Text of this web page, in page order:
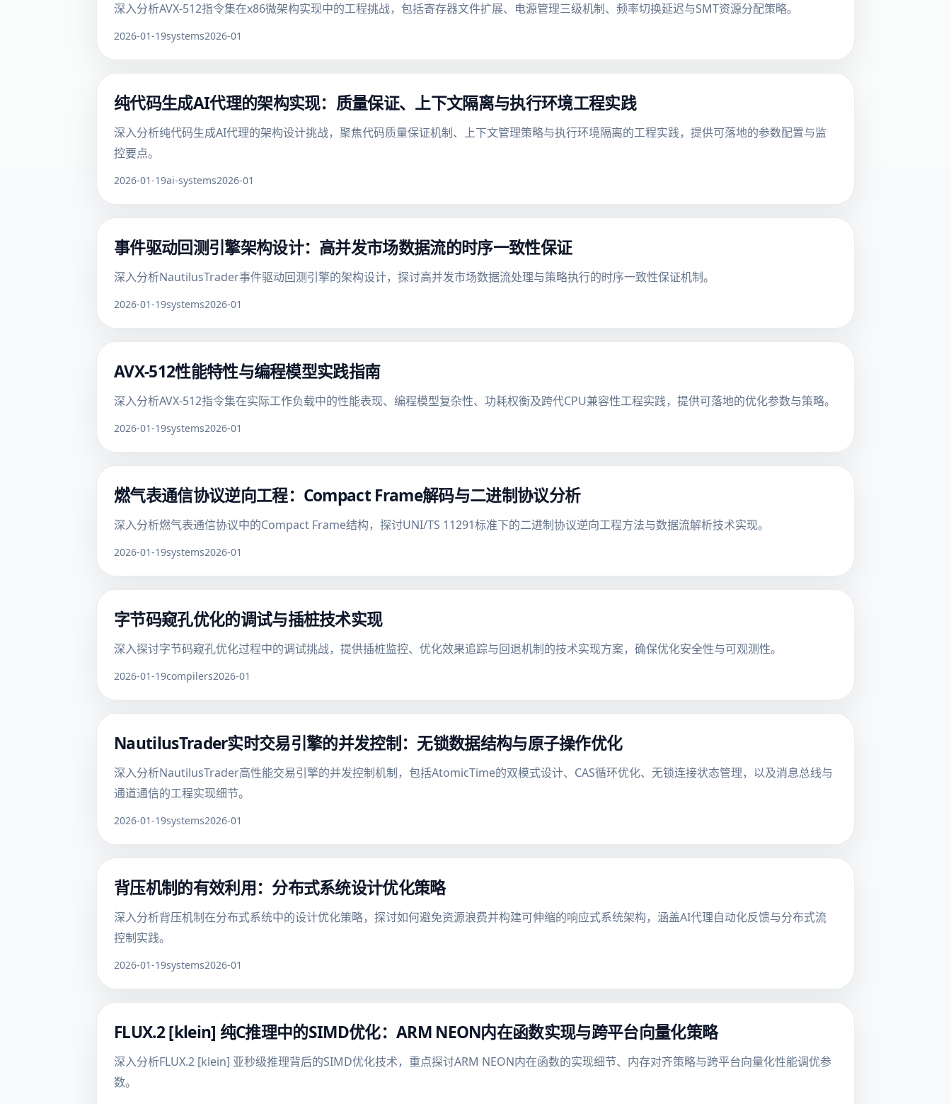
深入分析AVX-512指令集在x86微架构实现中的工程挑战，包括寄存器文件扩展、电源管理三级机制、频率切换延迟与SMT资源分配策略。
2026-01-19systems2026-01
纯代码生成AI代理的架构实现：质量保证、上下文隔离与执行环境工程实践
深入分析纯代码生成AI代理的架构设计挑战，聚焦代码质量保证机制、上下文管理策略与执行环境隔离的工程实践，提供可落地的参数配置与监
控要点。
2026-01-19ai-systems2026-01
事件驱动回测引擎架构设计：高并发市场数据流的时序一致性保证
深入分析NautilusTrader事件驱动回测引擎的架构设计，探讨高并发市场数据流处理与策略执行的时序一致性保证机制。
2026-01-19systems2026-01
AVX-512性能特性与编程模型实践指南
深入分析AVX-512指令集在实际工作负载中的性能表现、编程模型复杂性、功耗权衡及跨代CPU兼容性工程实践，提供可落地的优化参数与策略。
2026-01-19systems2026-01
燃气表通信协议逆向工程：Compact Frame解码与二进制协议分析
深入分析燃气表通信协议中的Compact Frame结构，探讨UNI/TS 11291标准下的二进制协议逆向工程方法与数据流解析技术实现。
2026-01-19systems2026-01
字节码窥孔优化的调试与插桩技术实现
深入探讨字节码窥孔优化过程中的调试挑战，提供插桩监控、优化效果追踪与回退机制的技术实现方案，确保优化安全性与可观测性。
2026-01-19compilers2026-01
NautilusTrader实时交易引擎的并发控制：无锁数据结构与原子操作优化
深入分析NautilusTrader高性能交易引擎的并发控制机制，包括AtomicTime的双模式设计、CAS循环优化、无锁连接状态管理，以及消息总线与
通道通信的工程实现细节。
2026-01-19systems2026-01
背压机制的有效利用：分布式系统设计优化策略
深入分析背压机制在分布式系统中的设计优化策略，探讨如何避免资源浪费并构建可伸缩的响应式系统架构，涵盖AI代理自动化反馈与分布式流
控制实践。
2026-01-19systems2026-01
FLUX.2 [klein] 纯C推理中的SIMD优化：ARM NEON内在函数实现与跨平台向量化策略
深入分析FLUX.2 [klein] 亚秒级推理背后的SIMD优化技术，重点探讨ARM NEON内在函数的实现细节、内存对齐策略与跨平台向量化性能调优参
数。